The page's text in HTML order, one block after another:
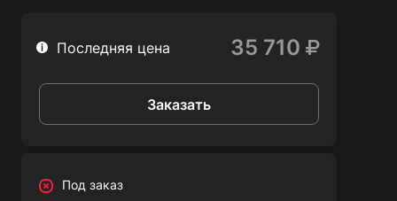
Реставрация мебели и дверей;
Сварка пластмасс и термоусадочных материалов;
Последняя цена 35 710
Заказать
Под заказ